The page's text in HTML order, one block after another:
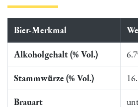
Bier-Merkmal
Alkoholgehalt (% Vol.)
Stammwürze (% Vol.)
Brauart